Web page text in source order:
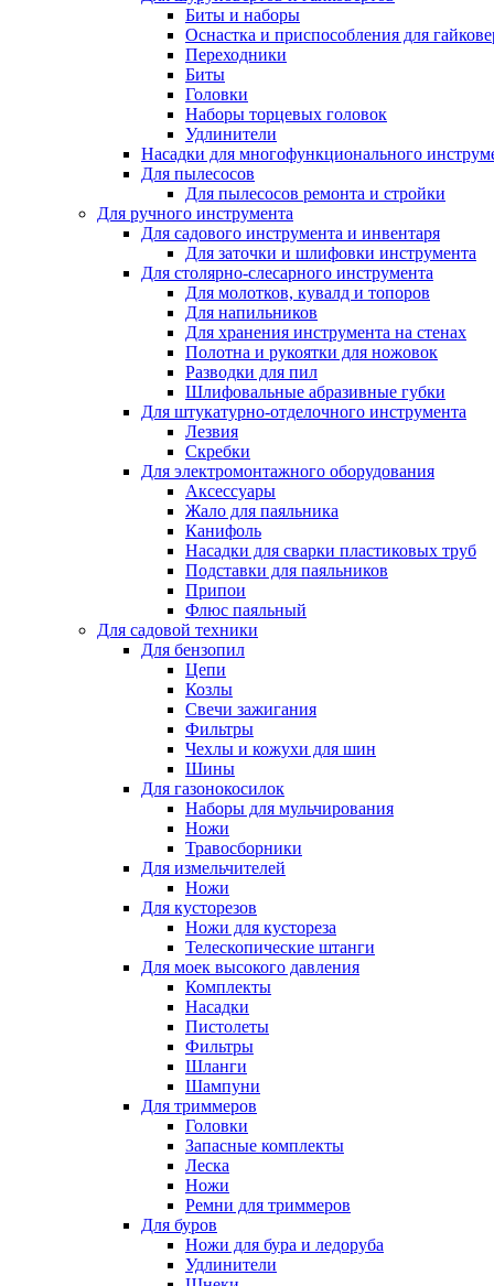
Биты и наборы
Оснастка и приспособления для
Переходники
Биты
Головки
Наборы торцевых головок
Удлинители
Насадки для многофункционального
Для пылесосов
Для пылесосов ремонта и стройки
Для ручного инструмента
Для садового инструмента и инвентаря
Для заточки и шлифовки инструмента
Для столярно-слесарного инструмента
Для молотков, кувалд и топоров
Для напильников
Для хранения инструмента на стенах
Полотна и рукоятки для ножовок
Разводки для пил
Шлифовальные абразивные губки
Для штукатурно-отделочного инструмента
Лезвия
Скребки
Для электромонтажного оборудования
Аксессуары
Жало для паяльника
Канифоль
Насадки для сварки пластиковых труб
Подставки для паяльников
Припои
Флюс паяльный
Для садовой техники
Для бензопил
Цепи
Козлы
Свечи зажигания
Фильтры
Чехлы и кожухи для шин
Шины
Для газонокосилок
Наборы для мульчирования
Ножи
Травосборники
Для измельчителей
Ножи
Для кусторезов
Ножи для кустореза
Телескопические штанги
Для моек высокого давления
Комплекты
Насадки
Пистолеты
Фильтры
Шланги
Шампуни
Для триммеров
Головки
Запасные комплекты
Леска
Ножи
Ремни для триммеров
Для буров
Ножи для бура и ледоруба
Удлинители